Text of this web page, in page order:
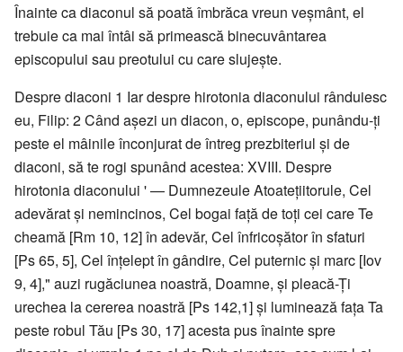
Înainte ca diaconul să poată îmbrăca vreun veșmânt, el
trebuie ca mai întâi să primească binecuvântarea
episcopului sau preotului cu care slujește.
Despre diaconi 1 Iar despre hirotonia diaconului rânduiesc
eu, Filip: 2 Când aşezi un diacon, o, episcope, punându-ţi
peste el mâinile înconjurat de întreg prezbiteriul şi de
diaconi, să te rogi spunând acestea: XVIII. Despre
hirotonia diaconului ' — Dumnezeule Atoateţiitorule, Cel
adevărat şi nemincinos, Cel bogai faţă de toţi cei care Te
cheamă [Rm 10, 12] în adevăr, Cel înfricoşător în sfaturi
[Ps 65, 5], Cel înţelept în gândire, Cel puternic şi marc [Iov
9, 4]," auzi rugăciunea noastră, Doamne, şi pleacă-Ţi
urechea la cererea noastră [Ps 142,1] şi luminează faţa Ta
peste robul Tău [Ps 30, 17] acesta pus înainte spre